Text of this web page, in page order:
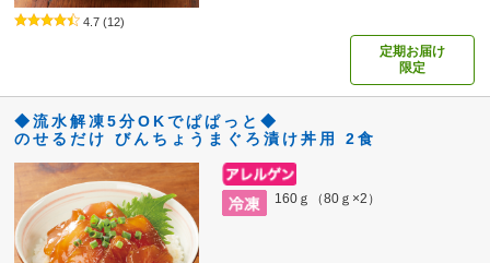
4.7 (12)
定期お届け
限定
◆流水解凍5分OKでぱぱっと◆
のせるだけ びんちょうまぐろ漬け丼用 2食
160ｇ（80ｇ×2）